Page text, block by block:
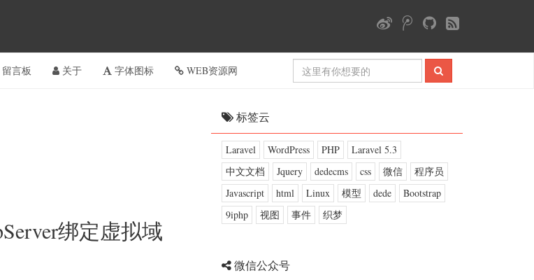
留言板 关于 字体图标 WEB资源网
绑定虚拟域
标签云
Laravel WordPress PHP
Laravel 5.3
中文文档
Jquery dedecms css 微信
程序员
Javascript
html Linux 模型 dede
Bootstrap
9iphp
视图 事件 织梦
微信公众号